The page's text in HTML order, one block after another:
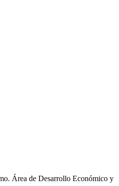
Área de Desarrollo Económico y